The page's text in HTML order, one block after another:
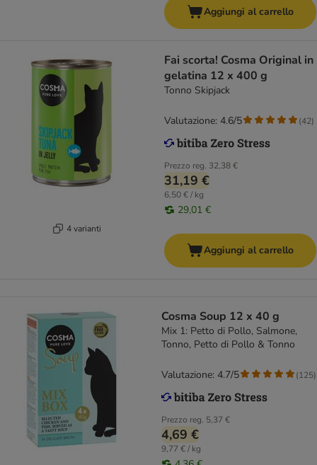
Aggiungi al carrello
4 varianti
Fai scorta! Cosma Original in
gelatina 12 x 400 g
Tonno Skipjack
Prezzo reg. 32,38 €
31,19 €
6,50 € / kg
29,01 €
Valutazione: 4.6/5 (42)
Aggiungi al carrello
Cosma Soup 12 x 40 g
Mix 1: Petto di Pollo, Salmone,
Tonno, Petto di Pollo & Tonno
Prezzo reg. 5,37 €
4,69 €
9,77 € / kg
Valutazione: 4.7/5 (125)